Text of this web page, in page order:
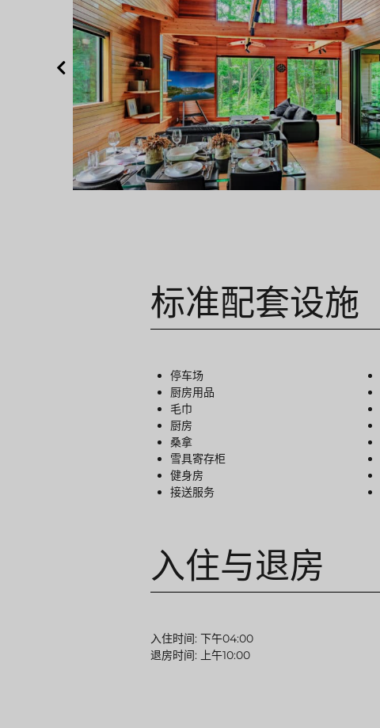
标准配套设施
停车场
厨房用品
毛巾
厨房
桑拿
雪具寄存柜
健身房
接送服务
入住与退房
入住时间: 下午04:00
退房时间: 上午10:00